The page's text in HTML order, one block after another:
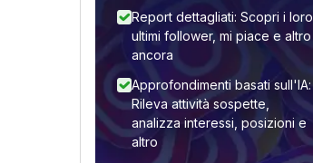
Report dettagliati: Scopri i loro
ultimi follower, mi piace e altro
ancora
Approfondimenti basati sull'IA:
Rileva attività sospette,
analizza interessi, posizioni e
altro